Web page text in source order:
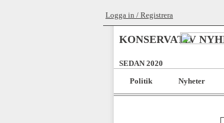
Logga in / Registrera
KONSERVATIV
SEDAN 2020
Politik
Nyheter